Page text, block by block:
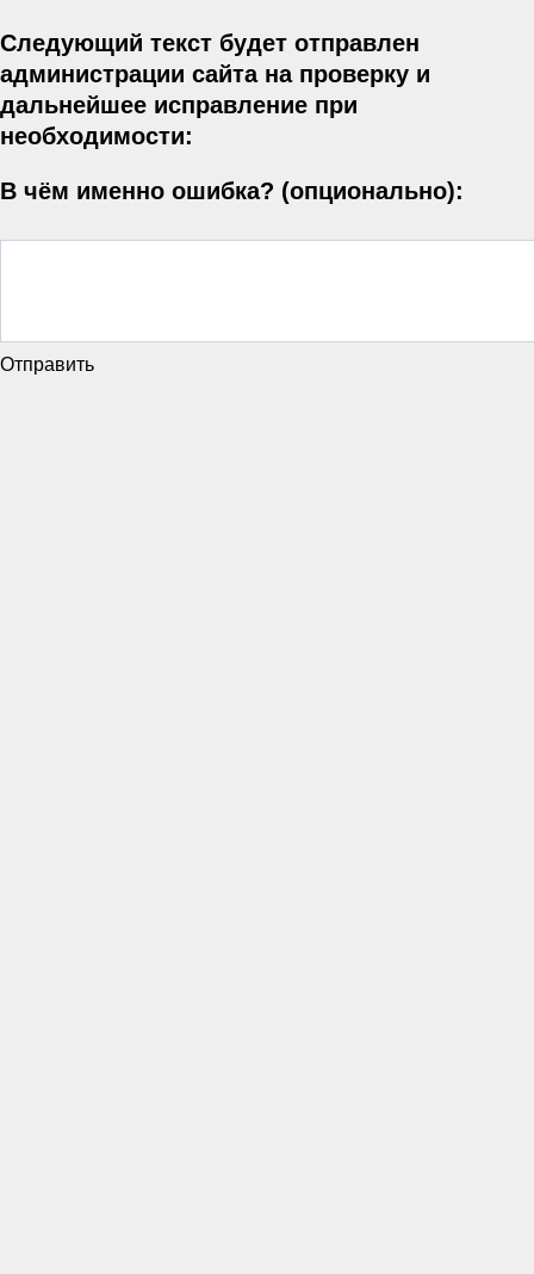
Следующий текст будет отправлен
администрации сайта на проверку и
дальнейшее исправление при
необходимости:
В чём именно ошибка? (опционально):
Отправить